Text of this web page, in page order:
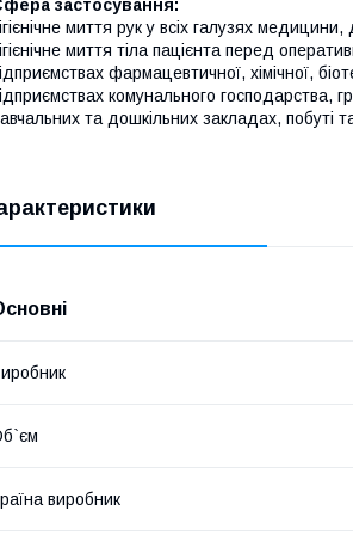
застосування:
миття рук у всіх галузях
миття тіла пацієнта перед
фармацевтичної, хімічної,
комунального господарства,
та дошкільних закладах, побуті
виробник